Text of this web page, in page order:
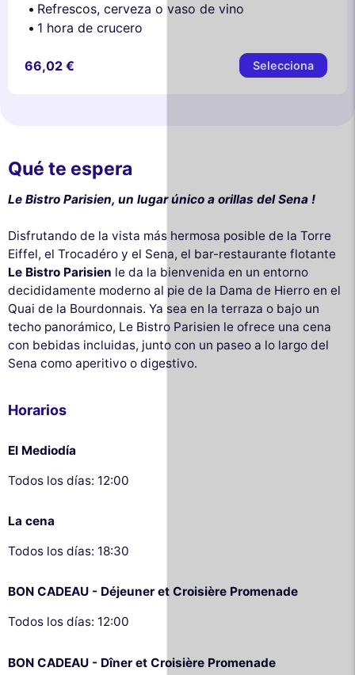
Refrescos, cerveza o vaso de vino
1 hora de crucero
66,02 € Selecciona
Qué te espera
Le Bistro Parisien, un lugar único a orillas del Sena !
Disfrutando de la vista más hermosa posible de la Torre
Eiffel, el Trocadéro y el Sena, el bar-restaurante flotante
Le Bistro Parisien le da la bienvenida en un entorno
decididamente moderno al pie de la Dama de Hierro en el
Quai de la Bourdonnais. Ya sea en la terraza o bajo un
techo panorámico, Le Bistro Parisien le ofrece una cena
con bebidas incluidas, junto con un paseo a lo largo del
Sena como aperitivo o digestivo.
Horarios
El Mediodía
Todos los días: 12:00
La cena
Todos los días: 18:30
BON CADEAU - Déjeuner et Croisière Promenade
Todos los días: 12:00
BON CADEAU - Dîner et Croisière Promenade